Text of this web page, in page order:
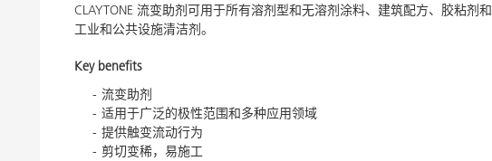
CLAYTONE 流变助剂可用于所有溶剂型和无溶剂涂料、建筑配方、胶粘剂
工业和公共设施清洁剂。
Key benefits
流变助剂
适用于广泛的极性范围和多种应用领域
提供触变流动行为
剪切变稀，易施工